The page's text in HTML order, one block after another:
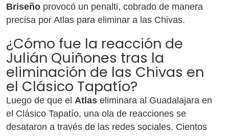
Briseño provocó un penalti, cobrado de manera
precisa por Atlas para eliminar a las Chivas.
¿Cómo fue la reacción de
Julián Quiñones tras la
eliminación de las Chivas en
el Clásico Tapatío?
Luego de que el Atlas eliminara al Guadalajara en
el Clásico Tapatío, una ola de reacciones se
desataron a través de las redes sociales. Cientos